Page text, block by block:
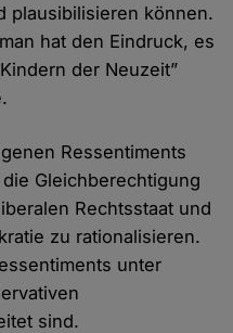
plausibilisieren können.
hat den Eindruck, es
der Neuzeit”
Ressentiments
Gleichberechtigung
Rechtsstaat und
zu rationalisieren.
unter
sind.